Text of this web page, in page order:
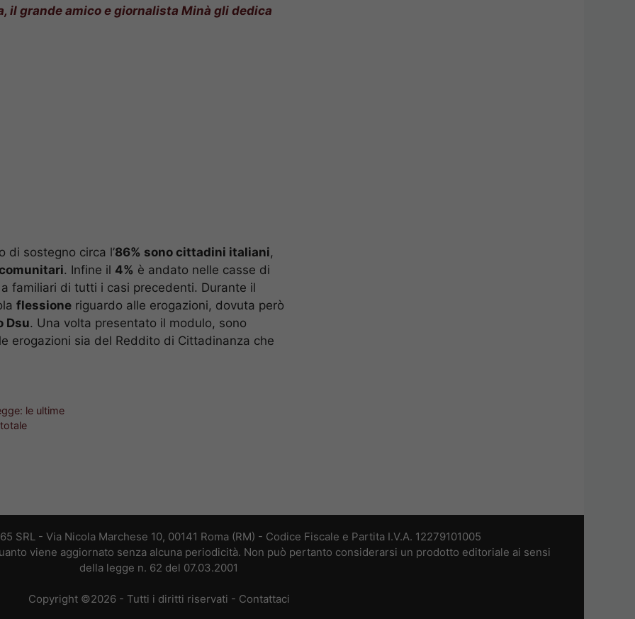
il grande amico e giornalista Minà gli dedica
di sostegno circa l’86% sono cittadini italiani,
. Infine il 4% è andato nelle casse di
familiari di tutti i casi precedenti. Durante il
flessione riguardo alle erogazioni, dovuta però
Dsu. Una volta presentato il modulo, sono
erogazioni sia del Reddito di Cittadinanza che
le ultime
SRL - Via Nicola Marchese 10, 00141 Roma (RM) - Codice Fiscale e Partita I.V.A. 12279101005
viene aggiornato senza alcuna periodicità. Non può pertanto considerarsi un prodotto editoriale ai sensi
della legge n. 62 del 07.03.2001
Copyright ©2026 - Tutti i diritti riservati - Contattaci